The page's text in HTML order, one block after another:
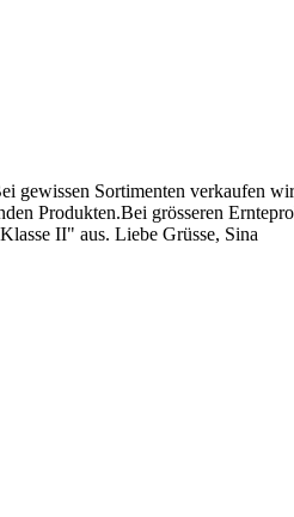
gewissen Sortimenten verkaufen
Produkten.Bei grösseren
II" aus. Liebe Grüsse, Sina